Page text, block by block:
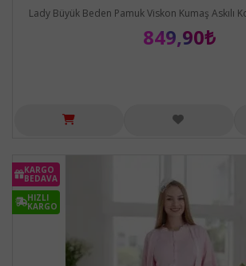
Lady Büyük Beden Pamuk Viskon Kumaş Askılı
849,90₺
KARGO
BEDAVA
HIZLI
KARGO